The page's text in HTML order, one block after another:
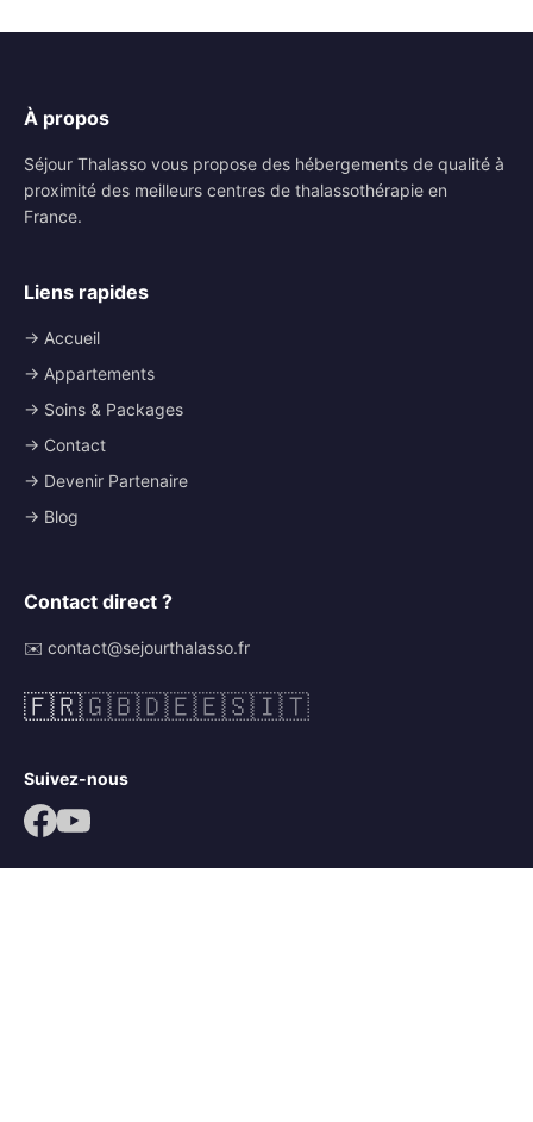
À propos
Séjour Thalasso vous propose des hébergements de qualité à
proximité des meilleurs centres de thalassothérapie en
France.
Liens rapides
→ Accueil
→ Appartements
→ Soins & Packages
→ Contact
→ Devenir Partenaire
→ Blog
Contact direct ?
✉️ contact@sejourthalasso.fr
🇫🇷🇬🇧🇩🇪🇪🇸🇮🇹
Suivez-nous